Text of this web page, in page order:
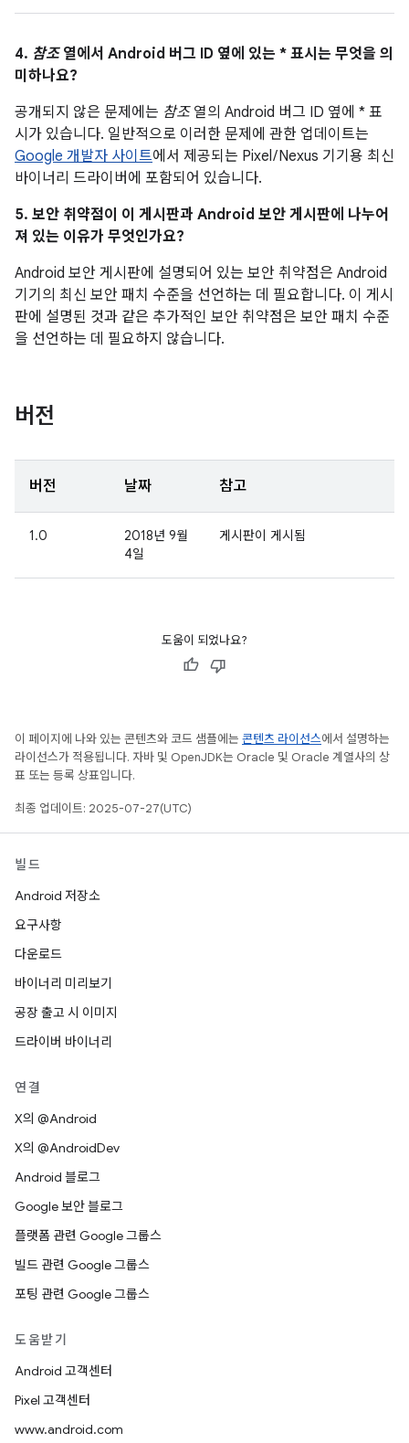
4. 참조열에서 Android 버그 ID 옆에 있는 * 표시는 무엇을 의
미하나요?
공개되지 않은 문제에는 참조열의 Android 버그 ID 옆에 * 표
시가 있습니다. 일반적으로 이러한 문제에 관한 업데이트는
Google 개발자 사이트에서 제공되는 Pixel / Nexus 기기용 최신
바이너리 드라이버에 포함되어 있습니다.
5. 보안 취약점이 이 게시판과 Android 보안 게시판에 나누어
져 있는 이유가 무엇인가요?
Android 보안 게시판에 설명되어 있는 보안 취약점은 Android
기기의 최신 보안 패치 수준을 선언하는 데 필요합니다. 이 게시
판에 설명된 것과 같은 추가적인 보안 취약점은 보안 패치 수준
을 선언하는 데 필요하지 않습니다.
버전
버전 날짜 참고
1.0
2018년 9월
4일
게시판이 게시됨
도움이 되었나요?
이 페이지에 나와 있는 콘텐츠와 코드 샘플에는 콘텐츠 라이선스에서 설명하는
라이선스가 적용됩니다. 자바 및 OpenJDK는 Oracle 및 Oracle 계열사의 상
표 또는 등록 상표입니다.
최종 업데이트: 2025-07-27(UTC)
빌드
Android 저장소
요구사항
다운로드
바이너리 미리보기
공장 출고 시 이미지
드라이버 바이너리
연결
X의 @Android
X의 @AndroidDev
Android 블로그
Google 보안 블로그
플랫폼 관련 Google 그룹스
빌드 관련 Google 그룹스
포팅 관련 Google 그룹스
도움받기
Android 고객센터
Pixel 고객센터
www.android.com